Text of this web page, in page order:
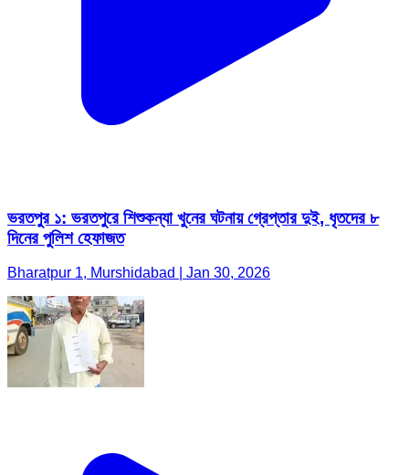
ভরতপুর ১: ভরতপুরে শিশুকন্যা খুনের ঘটনায় গ্রেপ্তার দুই, ধৃতদের ৮
দিনের পুলিশ হেফাজত
Bharatpur 1, Murshidabad | Jan 30, 2026